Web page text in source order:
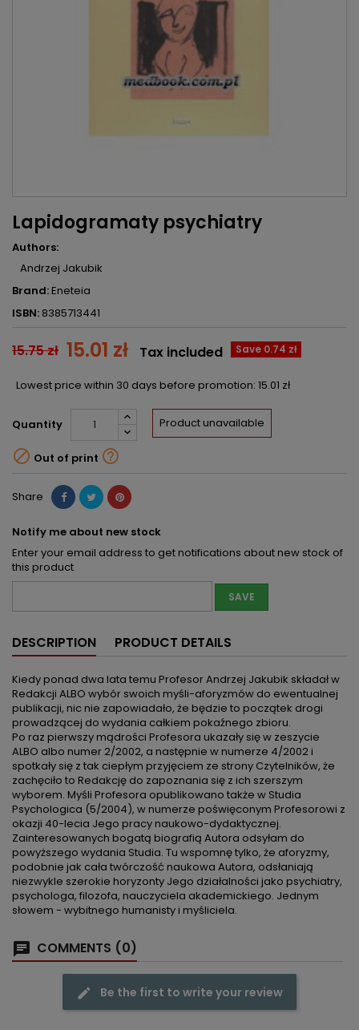
Lapidogramaty psychiatry
Authors:
Andrzej Jakubik
Brand:Eneteia
ISBN: 8385713441
15.75 zł 15.01 zł Save 0.74 zł
Tax included
Lowest price within 30 days before promotion: 15.01 zł
Quantity Product unavailable
 Out of print 
Share
Notify me about new stock
Enter your email address to get notifications about new stock of
this product
SAVE
DESCRIPTION PRODUCT DETAILS
Kiedy ponad dwa lata temu Profesor Andrzej Jakubik składał w
Redakcji ALBO wybór swoich myśli-aforyzmów do ewentualnej
publikacji, nic nie zapowiadało, że będzie to początek drogi
prowadzącej do wydania całkiem pokaźnego zbioru.
Po raz pierwszy mądrości Profesora ukazały się w zeszycie
ALBO albo numer 2/2002, a następnie w numerze 4/2002 i
spotkały się z tak ciepłym przyjęciem ze strony Czytelników, że
zachęciło to Redakcję do zapoznania się z ich szerszym
wyborem. Myśli Profesora opublikowano także w Studia
Psychologica (5/2004), w numerze poświęconym Profesorowi z
okazji 40-lecia Jego pracy naukowo-dydaktycznej.
Zainteresowanych bogatą biografią Autora odsyłam do
powyższego wydania Studia. Tu wspomnę tylko, że aforyzmy,
podobnie jak cała twórczość naukowa Autora, odsłaniają
niezwykle szerokie horyzonty Jego działalności jako psychiatry,
psychologa, filozofa, nauczyciela akademickiego. Jednym
słowem - wybitnego humanisty i myśliciela.
COMMENTS (0)
Be the first to write your review